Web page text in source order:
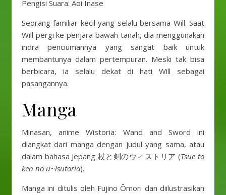
Pengisi Suara: Aoi Inase
Seorang familiar kecil yang selalu bersama Will. Saat
Will pergi ke penjara bawah tanah, dia menggunakan
indra penciumannya yang sangat baik untuk
membantunya dalam pertempuran. Meski tak bisa
berbicara, ia selalu dekat di hati Will sebagai
pasangannya.
Manga
Minasan, anime Wistoria: Wand and Sword ini
diangkat dari manga dengan judul yang sama, atau
dalam bahasa Jepang 杖と剣のウィストリア (Tsue to
ken no u~isutoria).
Manga ini ditulis oleh Fujino Ōmori dan diilustrasikan